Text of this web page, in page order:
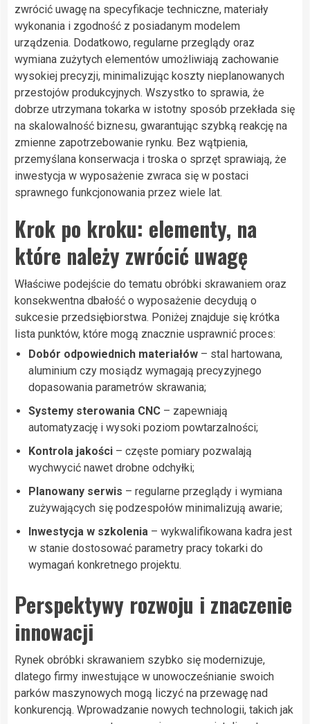
zwrócić uwagę na specyfikacje techniczne, materiały
wykonania i zgodność z posiadanym modelem
urządzenia. Dodatkowo, regularne przeglądy oraz
wymiana zużytych elementów umożliwiają zachowanie
wysokiej precyzji, minimalizując koszty nieplanowanych
przestojów produkcyjnych. Wszystko to sprawia, że
dobrze utrzymana tokarka w istotny sposób przekłada się
na skalowalność biznesu, gwarantując szybką reakcję na
zmienne zapotrzebowanie rynku. Bez wątpienia,
przemyślana konserwacja i troska o sprzęt sprawiają, że
inwestycja w wyposażenie zwraca się w postaci
sprawnego funkcjonowania przez wiele lat.
Krok po kroku: elementy, na
które należy zwrócić uwagę
Właściwe podejście do tematu obróbki skrawaniem oraz
konsekwentna dbałość o wyposażenie decydują o
sukcesie przedsiębiorstwa. Poniżej znajduje się krótka
lista punktów, które mogą znacznie usprawnić proces:
Dobór odpowiednich materiałów – stal hartowana,
aluminium czy mosiądz wymagają precyzyjnego
dopasowania parametrów skrawania;
Systemy sterowania CNC – zapewniają
automatyzację i wysoki poziom powtarzalności;
Kontrola jakości – częste pomiary pozwalają
wychwycić nawet drobne odchyłki;
Planowany serwis – regularne przeglądy i wymiana
zużywających się podzespołów minimalizują awarie;
Inwestycja w szkolenia – wykwalifikowana kadra jest
w stanie dostosować parametry pracy tokarki do
wymagań konkretnego projektu.
Perspektywy rozwoju i znaczenie
innowacji
Rynek obróbki skrawaniem szybko się modernizuje,
dlatego firmy inwestujące w unowocześnianie swoich
parków maszynowych mogą liczyć na przewagę nad
konkurencją. Wprowadzanie nowych technologii, takich jak